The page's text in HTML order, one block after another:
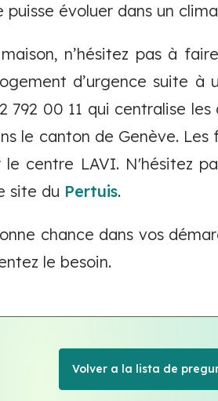
évoluer dans un
n’hésitez pas à
d’urgence suite à
792 00 11 qui centralise
le canton de Genève.
centre LAVI. N'hésitez
site du Pertuis.
chance dans vos
le besoin.
Volver a la lista de